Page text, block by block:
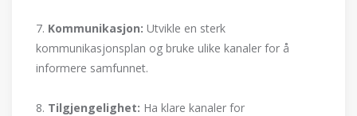
7. Kommunikasjon: Utvikle en sterk
kommunikasjonsplan og bruke ulike kanaler for å
informere samfunnet.
8. Tilgjengelighet: Ha klare kanaler for